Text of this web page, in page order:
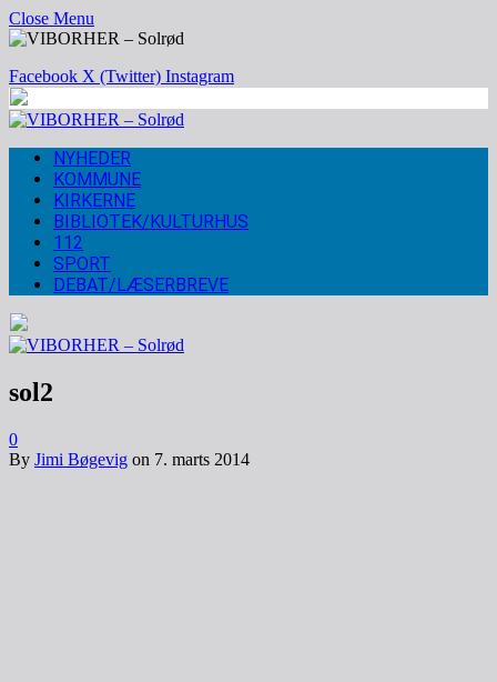
Close Menu
Facebook X (Twitter) Instagram
NYHEDER
KOMMUNE
KIRKERNE
BIBLIOTEK/KULTURHUS
112
SPORT
DEBAT/LÆSERBREVE
sol2
0
By Jimi Bøgevig on 7. marts 2014